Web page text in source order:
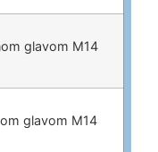
glavom M14
glavom M14